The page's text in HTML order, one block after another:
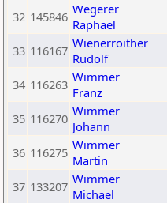
32 145846 Wegerer
Raphael
33 116167 Wienerroither
Rudolf
34 116263 Wimmer
Franz
35 116270 Wimmer
Johann
36 116275 Wimmer
Martin
37 133207 Wimmer
Michael